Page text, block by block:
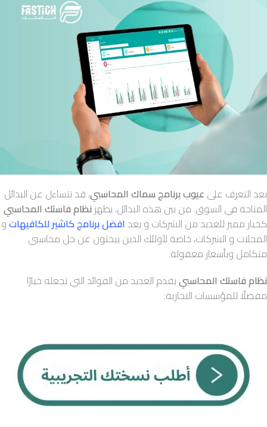
بعد التعرف على عيوب برنامج سماك المحاسبي، قد تتساءل عن البدائل
المتاحة في السوق. من بين هذه البدائل، يظهر نظام فاستك المحاسبي
كخيار مميز للعديد من الشركات و يعدافضل برنامج كاشير للكافيهاتو
المحلات و الشركات، خاصة لأولئك الذين يبحثون عن حل محاسبي
متكامل وبأسعار معقولة.
نظام فاستك المحاسبييقدم العديد من الفوائد التي تجعله خيارًا
مفضلًا للمؤسسات التجارية: